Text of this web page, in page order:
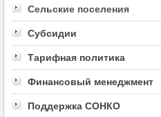
Сельские поселения
Субсидии
Тарифная политика
Финансовый менеджмент
Поддержка СОНКО